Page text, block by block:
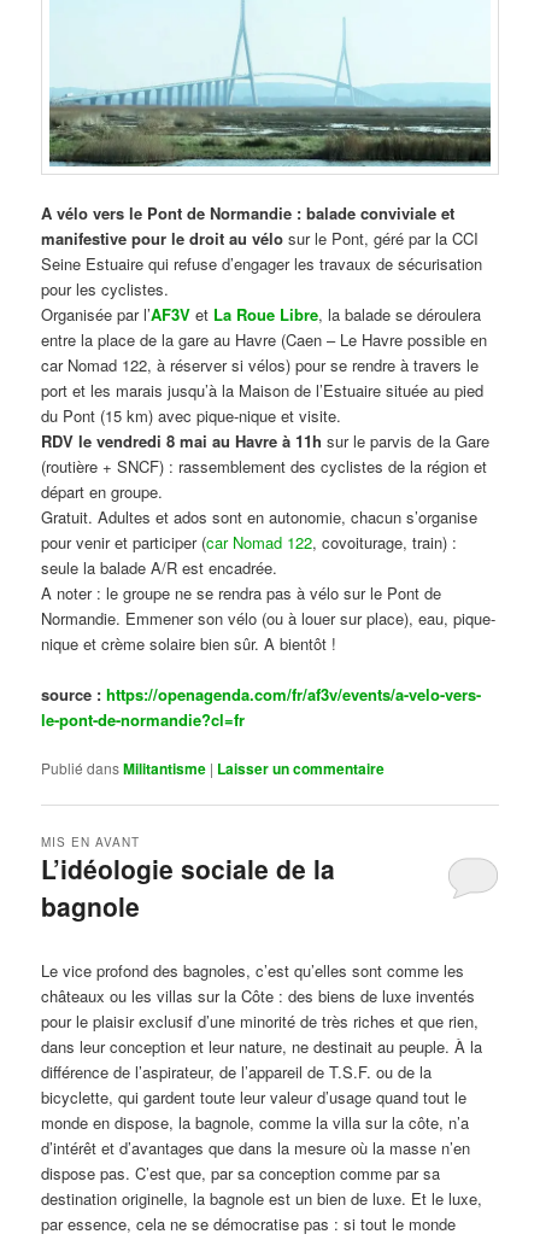
A vélo vers le Pont de Normandie : balade conviviale et
manifestive pour le droit au vélo sur le Pont, géré par la CCI
Seine Estuaire qui refuse d’engager les travaux de sécurisation
pour les cyclistes.
Organisée par l’AF3V et La Roue Libre, la balade se déroulera
entre la place de la gare au Havre (Caen – Le Havre possible en
car Nomad 122, à réserver si vélos) pour se rendre à travers le
port et les marais jusqu’à la Maison de l’Estuaire située au pied
du Pont (15 km) avec pique-nique et visite.
RDV le vendredi 8 mai au Havre à 11h sur le parvis de la Gare
(routière + SNCF) : rassemblement des cyclistes de la région et
départ en groupe.
Gratuit. Adultes et ados sont en autonomie, chacun s’organise
pour venir et participer (car Nomad 122, covoiturage, train) :
seule la balade A/R est encadrée.
A noter : le groupe ne se rendra pas à vélo sur le Pont de
Normandie. Emmener son vélo (ou à louer sur place), eau, pique-
nique et crème solaire bien sûr. A bientôt !
source :https://openagenda.com/fr/af3v/events/a-velo-vers-
le-pont-de-normandie?cl=fr
Publié dansMilitantisme | Laisser un commentaire
L’idéologie sociale de la
bagnole
MIS EN AVANT
Le vice profond des bagnoles, c’est qu’elles sont comme les
châteaux ou les villas sur la Côte : des biens de luxe inventés
pour le plaisir exclusif d’une minorité de très riches et que rien,
dans leur conception et leur nature, ne destinait au peuple. À la
différence de l’aspirateur, de l’appareil de T.S.F. ou de la
bicyclette, qui gardent toute leur valeur d’usage quand tout le
monde en dispose, la bagnole, comme la villa sur la côte, n’a
d’intérêt et d’avantages que dans la mesure où la masse n’en
dispose pas. C’est que, par sa conception comme par sa
destination originelle, la bagnole est un bien de luxe. Et le luxe,
par essence, cela ne se démocratise pas : si tout le monde